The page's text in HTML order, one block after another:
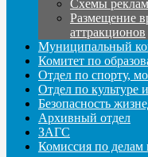
Схемы
Размещение
аттракционов
Муниципальный
Комитет по
Отдел по спорту,
Отдел по культуре
Безопасность
Архивный отдел
ЗАГС
Комиссия по делам